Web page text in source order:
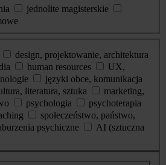
jednolite magisterskie
design, projektowanie, architektura
human resources
UX,
języki obce, komunikacja
literatura, sztuka
marketing,
psychologia
psychoterapia
społeczeństwo, państwo,
psychiczne
AI (sztuczna